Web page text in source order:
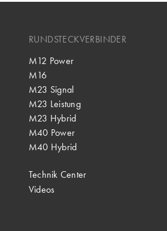
RUNDSTECKVERBINDER
M12 Power
M16
M23 Signal
M23 Leistung
M23 Hybrid
M40 Power
M40 Hybrid
Technik Center
Videos